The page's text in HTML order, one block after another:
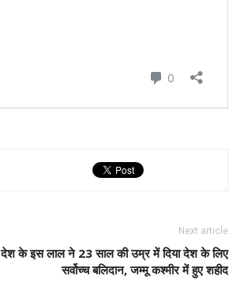
Next article
देश के इस लाल ने 23 साल की उम्र में दिया देश के लिए
सर्वोच्च बलिदान, जम्मू कश्मीर में हुए शहीद